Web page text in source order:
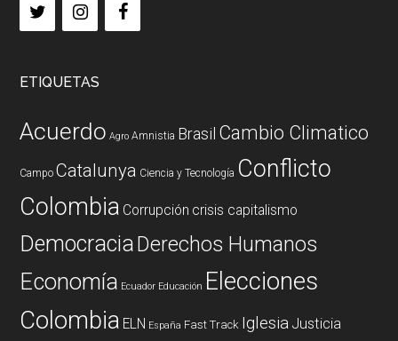
ETIQUETAS
Acuerdo Agro Amnistia Brasil Cambio Climatico
Campo Catalunya Ciencia y Tecnología Conflicto
Colombia Corrupción crisis capitalismo
DemocraciaDerechos Humanos
Economía Ecuador Educación Elecciones
Colombia ELN España Fast Track Iglesia Justicia